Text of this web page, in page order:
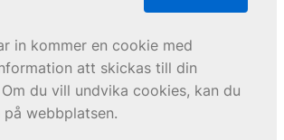
in kommer en cookie med
att skickas till din
du vill undvika cookies, kan du
webbplatsen.